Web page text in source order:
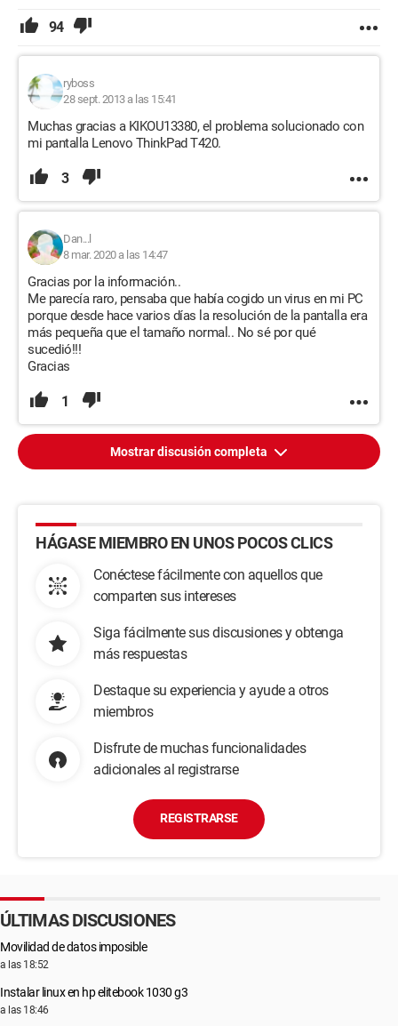
94
ryboss
28 sept. 2013 a las 15:41
Muchas gracias a KIKOU13380, el problema solucionado con
mi pantalla Lenovo ThinkPad T420.
3
Dan...l
8 mar. 2020 a las 14:47
Gracias por la información..
Me parecía raro, pensaba que había cogido un virus en mi PC
porque desde hace varios días la resolución de la pantalla era
más pequeña que el tamaño normal.. No sé por qué
sucedió!!!
Gracias
1
Mostrar discusión completa
HÁGASE MIEMBRO EN UNOS POCOS CLICS
Conéctese fácilmente con aquellos que
comparten sus intereses
Siga fácilmente sus discusiones y obtenga
más respuestas
Destaque su experiencia y ayude a otros
miembros
Disfrute de muchas funcionalidades
adicionales al registrarse
REGISTRARSE
ÚLTIMAS DISCUSIONES
Movilidad de datos imposible
a las 18:52
Instalar linux en hp elitebook 1030 g3
a las 18:46